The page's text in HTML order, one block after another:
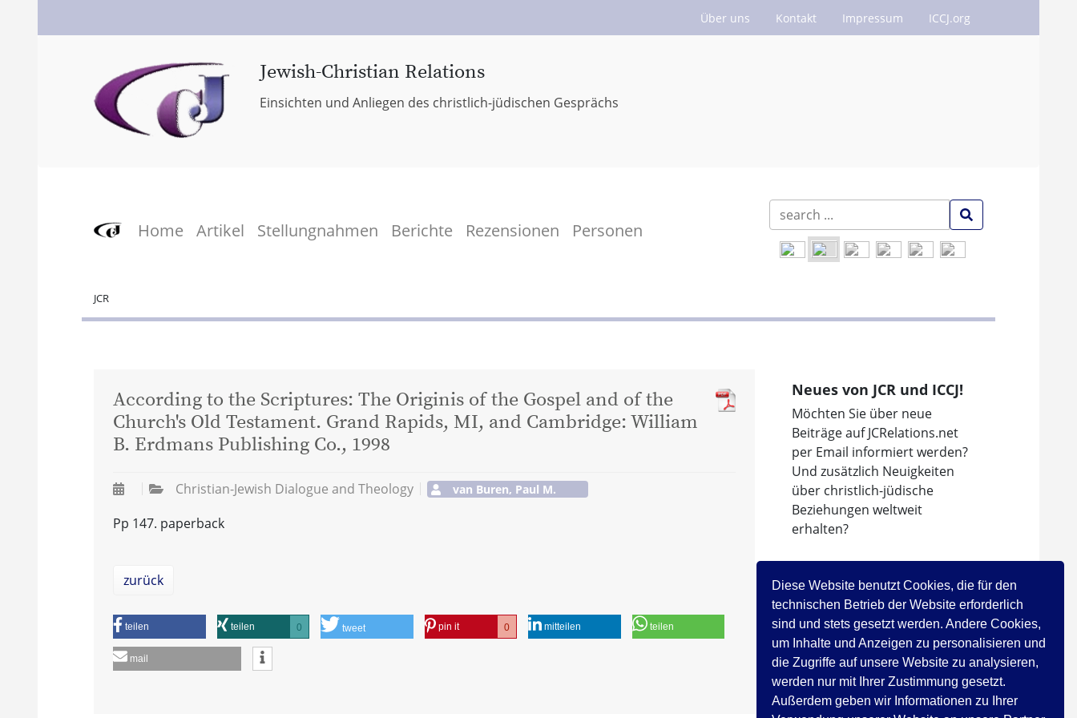
Diese Website benutzt Cookies, die für den
technischen Betrieb der Website erforderlich
sind und stets gesetzt werden. Andere Cookies,
um Inhalte und Anzeigen zu personalisieren und
die Zugriffe auf unsere Website zu analysieren,
werden nur mit Ihrer Zustimmung gesetzt.
Außerdem geben wir Informationen zu Ihrer
Über uns Kontakt Impressum ICCJ.org
Jewish-Christian Relations
Einsichten und Anliegen des christlich-jüdischen Gesprächs
Home Artikel Stellungnahmen Berichte Rezensionen Personen
JCR
Neues von JCR und ICCJ!
Möchten Sie über neue
Beiträge auf JCRelations.net
per Email informiert werden?
Und zusätzlich Neuigkeiten
über christlich-jüdische
Beziehungen weltweit
erhalten?
Dann abonnieren Sie den
Newsletter des
Internationalen Rates der
Christen und Juden!
Jetzt registrieren!
According to the Scriptures: The Originis of the Gospel and of the
Church's Old Testament. Grand Rapids, MI, and Cambridge: William
B. Erdmans Publishing Co., 1998
Christian-Jewish Dialogue and Theology van Buren, Paul M.
Pp 147. paperback
zurück
teilen teilen 0 tweet pin it 0 mitteilen teilen
mail